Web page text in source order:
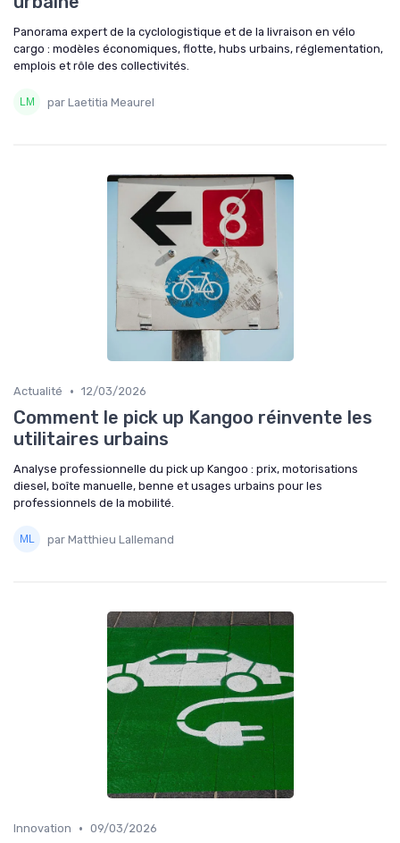
Panorama expert de la cyclologistique et de la livraison en vélo
cargo : modèles économiques, flotte, hubs urbains, réglementation,
emplois et rôle des collectivités.
par Laetitia Meaurel
Actualité • 12/03/2026
Comment le pick up Kangoo réinvente les
utilitaires urbains
Analyse professionnelle du pick up Kangoo : prix, motorisations
diesel, boîte manuelle, benne et usages urbains pour les
professionnels de la mobilité.
par Matthieu Lallemand
Innovation • 09/03/2026